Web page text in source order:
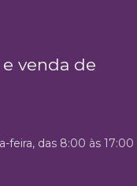
venda de
feira, das 8:00 às 17:00